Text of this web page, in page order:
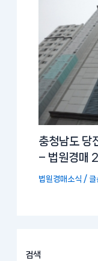
검색
충청남도 당
– 법원경매
법원경매소식 /